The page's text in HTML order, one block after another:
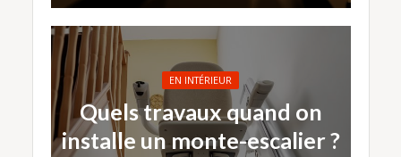
EN INTÉRIEUR
Quels travaux quand on
installe un monte-escalier ?